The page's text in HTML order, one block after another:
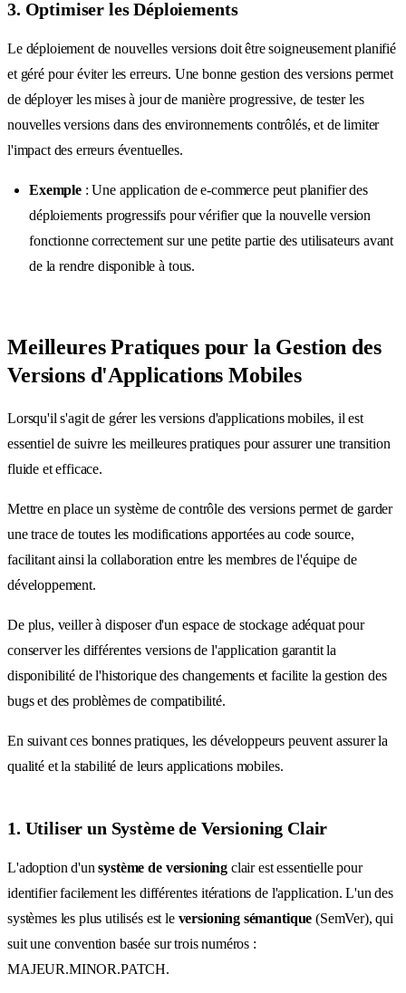
3. Optimiser les Déploiements
Le déploiement de nouvelles versions doit être soigneusement planifié
et géré pour éviter les erreurs. Une bonne gestion des versions permet
de déployer les mises à jour de manière progressive, de tester les
nouvelles versions dans des environnements contrôlés, et de limiter
l'impact des erreurs éventuelles.
Exemple: Une application de e-commerce peut planifier des
déploiements progressifs pour vérifier que la nouvelle version
fonctionne correctement sur une petite partie des utilisateurs avant
de la rendre disponible à tous.
Meilleures Pratiques pour la Gestion des
Versions d'Applications Mobiles
Lorsqu'il s'agit de gérer les versions d'applications mobiles, il est
essentiel de suivre les meilleures pratiques pour assurer une transition
fluide et efficace.
Mettre en place un système de contrôle des versions permet de garder
une trace de toutes les modifications apportées au code source,
facilitant ainsi la collaboration entre les membres de l'équipe de
développement.
De plus, veiller à disposer d'un espace de stockage adéquat pour
conserver les différentes versions de l'application garantit la
disponibilité de l'historique des changements et facilite la gestion des
bugs et des problèmes de compatibilité.
En suivant ces bonnes pratiques, les développeurs peuvent assurer la
qualité et la stabilité de leurs applications mobiles.
1. Utiliser un Système de Versioning Clair
L'adoption d'unsystème de versioning clair est essentielle pour
identifier facilement les différentes itérations de l'application. L'un des
systèmes les plus utilisés est le versioning sémantique (SemVer), qui
suit une convention basée sur trois numéros :
MAJEUR.MINOR.PATCH.